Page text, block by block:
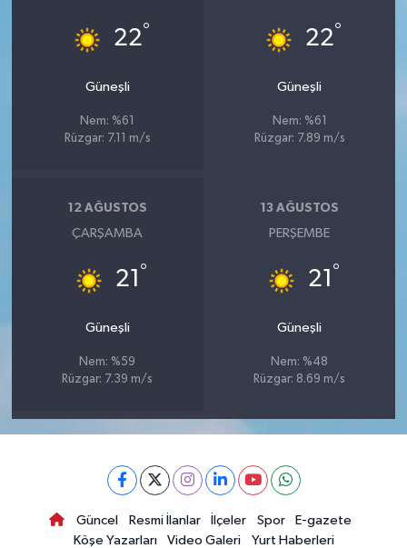
22°
Güneşli
Nem: %61
Rüzgar: 7.11 m/s
22°
Güneşli
Nem: %61
Rüzgar: 7.89 m/s
12 AĞUSTOS
ÇARŞAMBA
21 °
Güneşli
Nem: %59
Rüzgar: 7.39 m/s
13 AĞUSTOS
PERŞEMBE
21 °
Güneşli
Nem: %48
Rüzgar: 8.69 m/s
Güncel Resmi İlanlar İlçeler Spor
E-gazete
Köşe Yazarları
Video Galeri Yurt Haberleri